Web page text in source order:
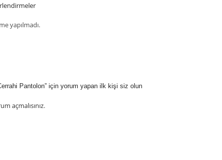
yapılmadı.
Pantolon” için yorum yapan ilk kişi siz olun
açmalısınız.